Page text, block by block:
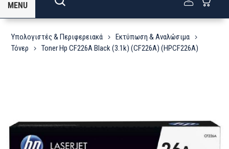
MENU
Υπολογιστές & Περιφερειακά
Εκτύπωση & Αναλώσιμα
Τόνερ
Toner Hp CF226A Black (3.1k) (CF226A) (HPCF226A)